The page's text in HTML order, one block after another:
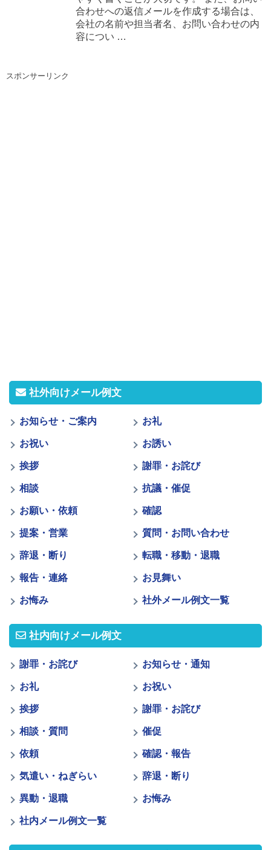
合わせへの返信メールを作成する場合は、
会社の名前や担当者名、お問い合わせの内
容につい …
スポンサーリンク
社外向けメール例文
お知らせ・ご案内 お礼
お祝い お誘い
挨拶 謝罪・お詫び
相談 抗議・催促
お願い・依頼 確認
提案・営業 質問・お問い合わせ
辞退・断り 転職・移動・退職
報告・連絡 お見舞い
お悔み 社外メール例文一覧
社内向けメール例文
謝罪・お詫び お知らせ・通知
お礼 お祝い
挨拶 謝罪・お詫び
相談・質問 催促
依頼 確認・報告
気遣い・ねぎらい 辞退・断り
異動・退職 お悔み
社内メール例文一覧